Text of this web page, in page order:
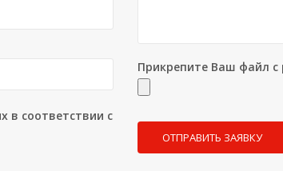
в соответствии с
Прикрепите Ваш файл с